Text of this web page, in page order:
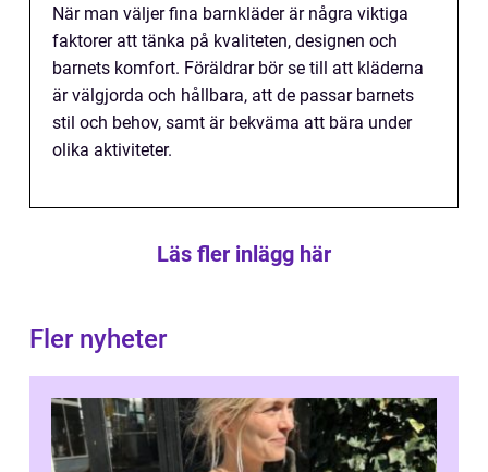
När man väljer fina barnkläder är några viktiga
faktorer att tänka på kvaliteten, designen och
barnets komfort. Föräldrar bör se till att kläderna
är välgjorda och hållbara, att de passar barnets
stil och behov, samt är bekväma att bära under
olika aktiviteter.
Läs fler inlägg här
Fler nyheter